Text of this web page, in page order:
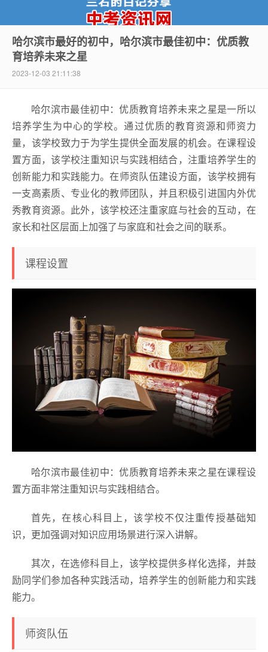
中考资讯网
哈尔滨市最好的初中，哈尔滨市最佳初中：优质教
育培养未来之星
2023-12-03 21:11:38
哈尔滨市最佳初中：优质教育培养未来之星是一所以
培养学生为中心的学校。通过优质的教育资源和师资力
量，该学校致力于为学生提供全面发展的机会。在课程设
置方面，该学校注重知识与实践相结合，注重培养学生的
创新能力和实践能力。在师资队伍建设方面，该学校拥有
一支高素质、专业化的教师团队，并且积极引进国内外优
秀教育资源。此外，该学校还注重家庭与社会的互动，在
家长和社区层面上加强了与家庭和社会之间的联系。
课程设置
哈尔滨市最佳初中：优质教育培养未来之星在课程设
置方面非常注重知识与实践相结合。
首先，在核心科目上，该学校不仅注重传授基础知
识，更加强调对知识应用场景进行深入讲解。
其次，在选修科目上，该学校提供多样化选择，并鼓
励同学们参加各种实践活动，培养学生的创新能力和实践
能力。
师资队伍